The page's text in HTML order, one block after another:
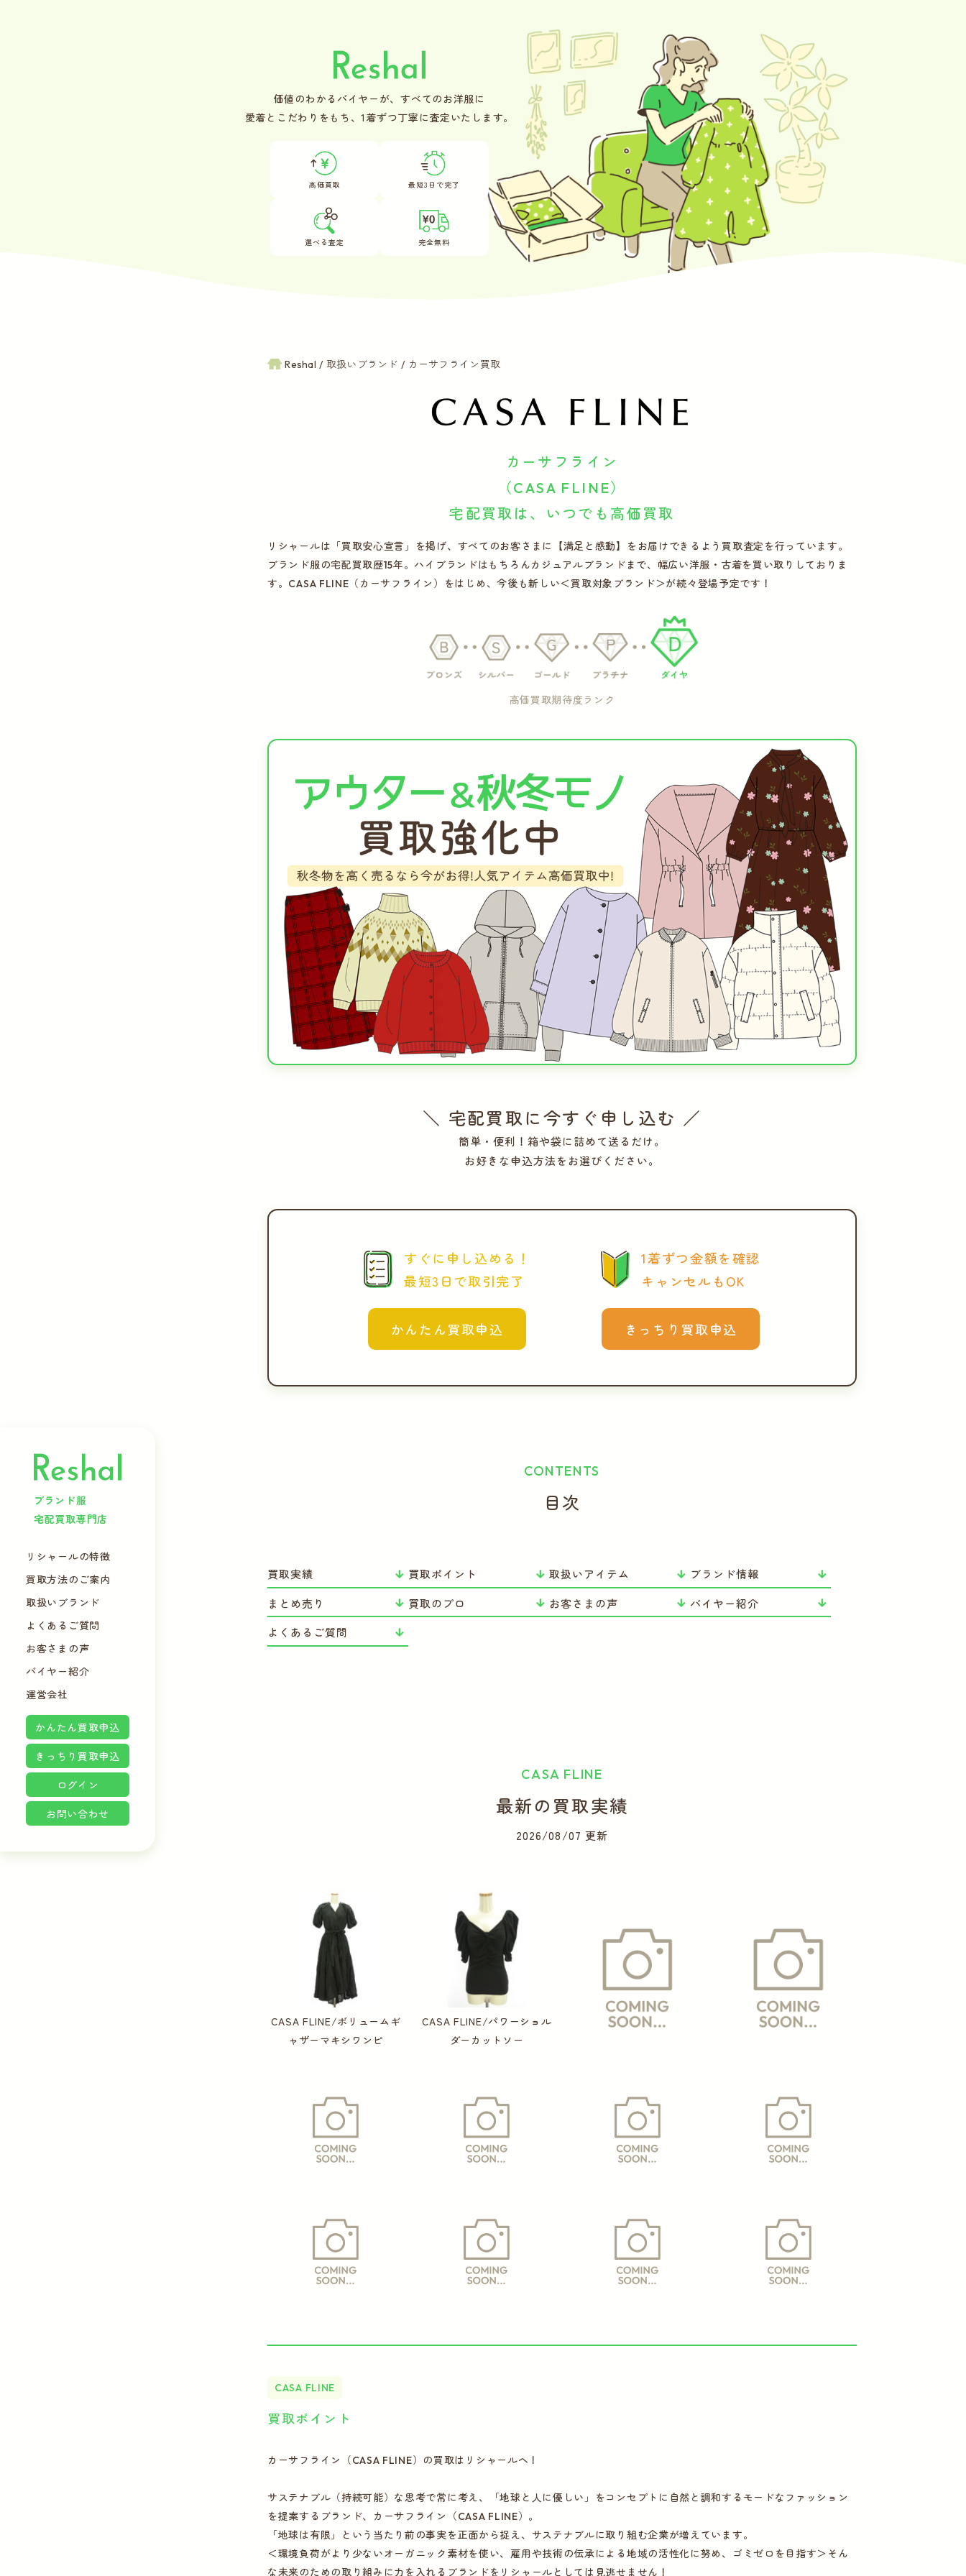
ブランド服
宅配買取専門店
リシャールの特徴
買取方法のご案内
取扱いブランド
よくあるご質問
お客さまの声
バイヤー紹介
運営会社
かんたん買取申込
きっちり買取申込
ログイン
お問い合わせ
価値のわかるバイヤーが、すべてのお洋服に
愛着とこだわりをもち、1着ずつ丁寧に査定いたします。
高価買取 最短3日で完了
選べる査定 完全無料
Reshal 取扱いブランド カーサフライン買取
カーサフライン
（CASA FLINE）
宅配買取は、いつでも高価買取
リシャールは「買取安心宣言」を掲げ、すべてのお客さまに【満足と感動】をお届けできるよう買取査定を行っています。
ブランド服の宅配買取歴15年。ハイブランドはもちろんカジュアルブランドまで、幅広い洋服・古着を買い取りしておりま
す。CASA FLINE（カーサフライン）をはじめ、今後も新しい＜買取対象ブランド＞が続々登場予定です！
高価買取期待度ランク
＼ 宅配買取に今すぐ申し込む ／
簡単・便利！箱や袋に詰めて送るだけ。
お好きな申込方法をお選びください。
すぐに申し込める！
最短3日で取引完了
かんたん買取申込
1着ずつ金額を確認
キャンセルもOK
きっちり買取申込
CONTENTS
目次
買取実績 買取ポイント 取扱いアイテム
ブランド情報
まとめ売り
買取のプロ お客さまの声
バイヤー紹介
よくあるご質問
CASA FLINE
最新の買取実績
2026/08/07 更新
CASA FLINE/ボリュームギ
ャザーマキシワンピ
CASA FLINE/パワーショル
ダーカットソー
CASA FLINE
買取ポイント
カーサフライン（CASA FLINE）の買取はリシャールへ！
サステナブル（持続可能）な思考で常に考え、「地球と人に優しい」をコンセプトに自然と調和するモードなファッション
を提案するブランド、カーサフライン（CASA FLINE）。
「地球は有限」という当たり前の事実を正面から捉え、サステナブルに取り組む企業が増えています。
＜環境負荷がより少ないオーガニック素材を使い、雇用や技術の伝承による地域の活性化に努め、ゴミゼロを目指す＞そん
な未来のための取り組みに力を入れるブランドをリシャールとしては見逃せません！